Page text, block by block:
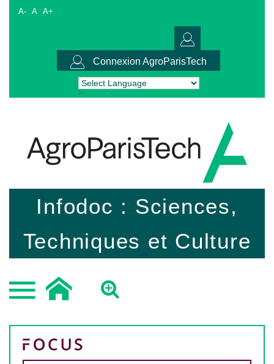
A- A A+
Connexion AgroParisTech
Powered by Translate
Infodoc : Sciences,
Techniques et Culture